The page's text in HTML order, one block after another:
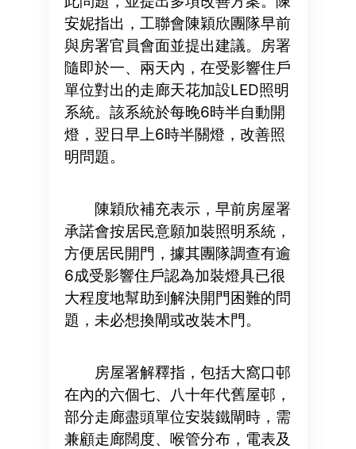
安妮指出，工聯會陳穎欣團隊早前
與房署官員會面並提出建議。房署
隨即於一、兩天內，在受影響住戶
單位對出的走廊天花加設LED照明
系統。該系統於每晚6時半自動開
燈，翌日早上6時半關燈，改善照
明問題。
陳穎欣補充表示，早前房屋署
承諾會按居民意願加裝照明系統，
方便居民開門，據其團隊調查有逾
6成受影響住戶認為加裝燈具已很
大程度地幫助到解決開門困難的問
題，未必想換閘或改裝木門。
房屋署解釋指，包括大窩口邨
在內的六個七、八十年代舊屋邨，
部分走廊盡頭單位安裝鐵閘時，需
兼顧走廊闊度、喉管分布，電表及